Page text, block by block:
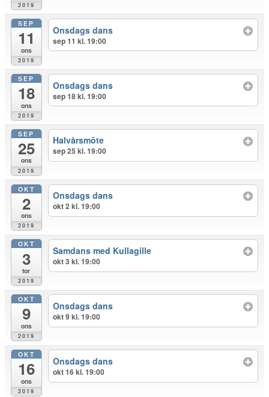
2019
SEP
11
ons
2019
Onsdags dans
sep 11 kl. 19:00
SEP
18
ons
2019
Onsdags dans
sep 18 kl. 19:00
SEP
25
ons
2019
Halvårsmöte
sep 25 kl. 19:00
OKT
2
ons
2019
Onsdags dans
okt 2 kl. 19:00
OKT
3
tor
2019
Samdans med Kullagille
okt 3 kl. 19:00
OKT
9
ons
2019
Onsdags dans
okt 9 kl. 19:00
OKT
16
ons
2019
Onsdags dans
okt 16 kl. 19:00